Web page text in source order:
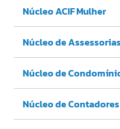
Núcleo ACIF Mulher
Núcleo de
Núcleo de
Núcleo de Contadores